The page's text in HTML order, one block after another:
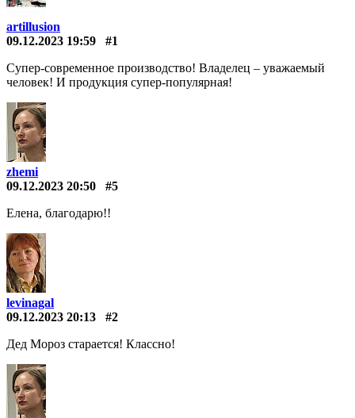
artillusion
09.12.2023 19:59
#1
Супер-современное производство! Владелец – уважаемый
человек! И продукция супер-популярная!
zhemi
09.12.2023 20:50
#5
Елена, благодарю!!
levinagal
09.12.2023 20:13
#2
Дед Мороз старается! Классно!